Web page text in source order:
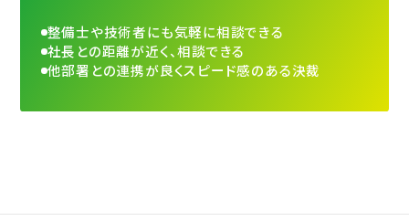
整備士や技術者にも気軽に相談できる
社長との距離が近く、相談できる
他部署との連携が良くスピード感のある決裁